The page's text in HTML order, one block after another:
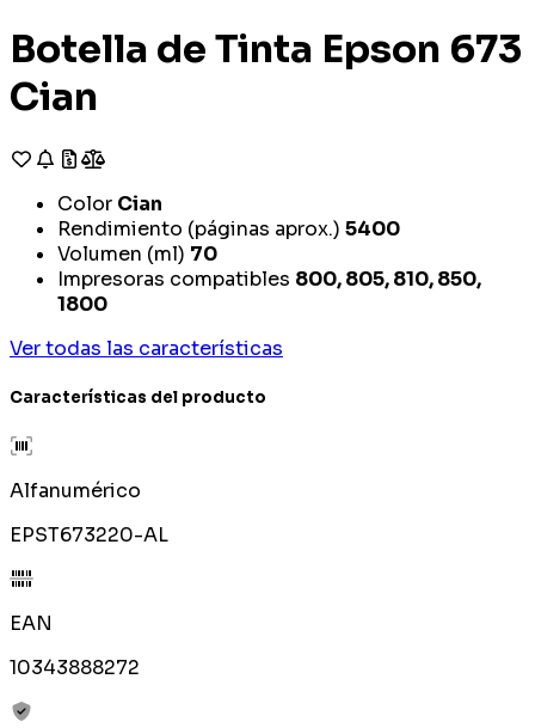
Botella de Tinta Epson 673
Cian
Color Cian
Rendimiento (páginas aprox.) 5400
Volumen (ml) 70
Impresoras compatibles 800, 805, 810, 850,
1800
Ver todas las características
Características del producto
Alfanumérico
EPST673220-AL
EAN
10343888272